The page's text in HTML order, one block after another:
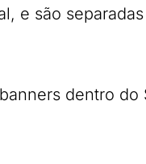
e são
dentro do